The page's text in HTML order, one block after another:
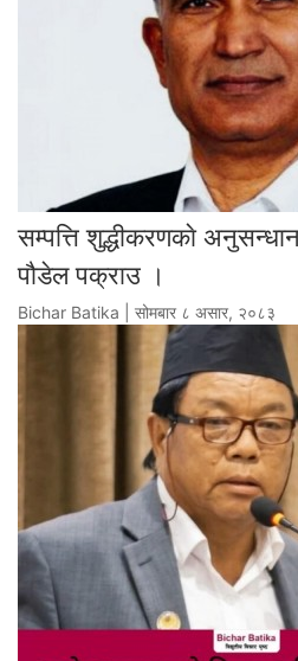
सम्पत्ति शुद्धीकरणकाे अनुसन्धान
पौडेल पक्राउ ।
Bichar Batika | सोमबार ८ असार, २०८३